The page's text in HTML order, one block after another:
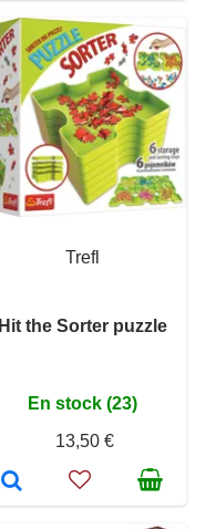
Trefl
Hit the Sorter puzzle
En stock (23)
13,50 €